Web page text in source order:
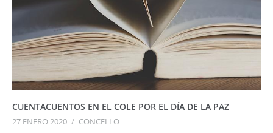
CUENTACUENTOS EN EL COLE POR EL DÍA DE LA PAZ
27 ENERO 2020 / CONCELLO